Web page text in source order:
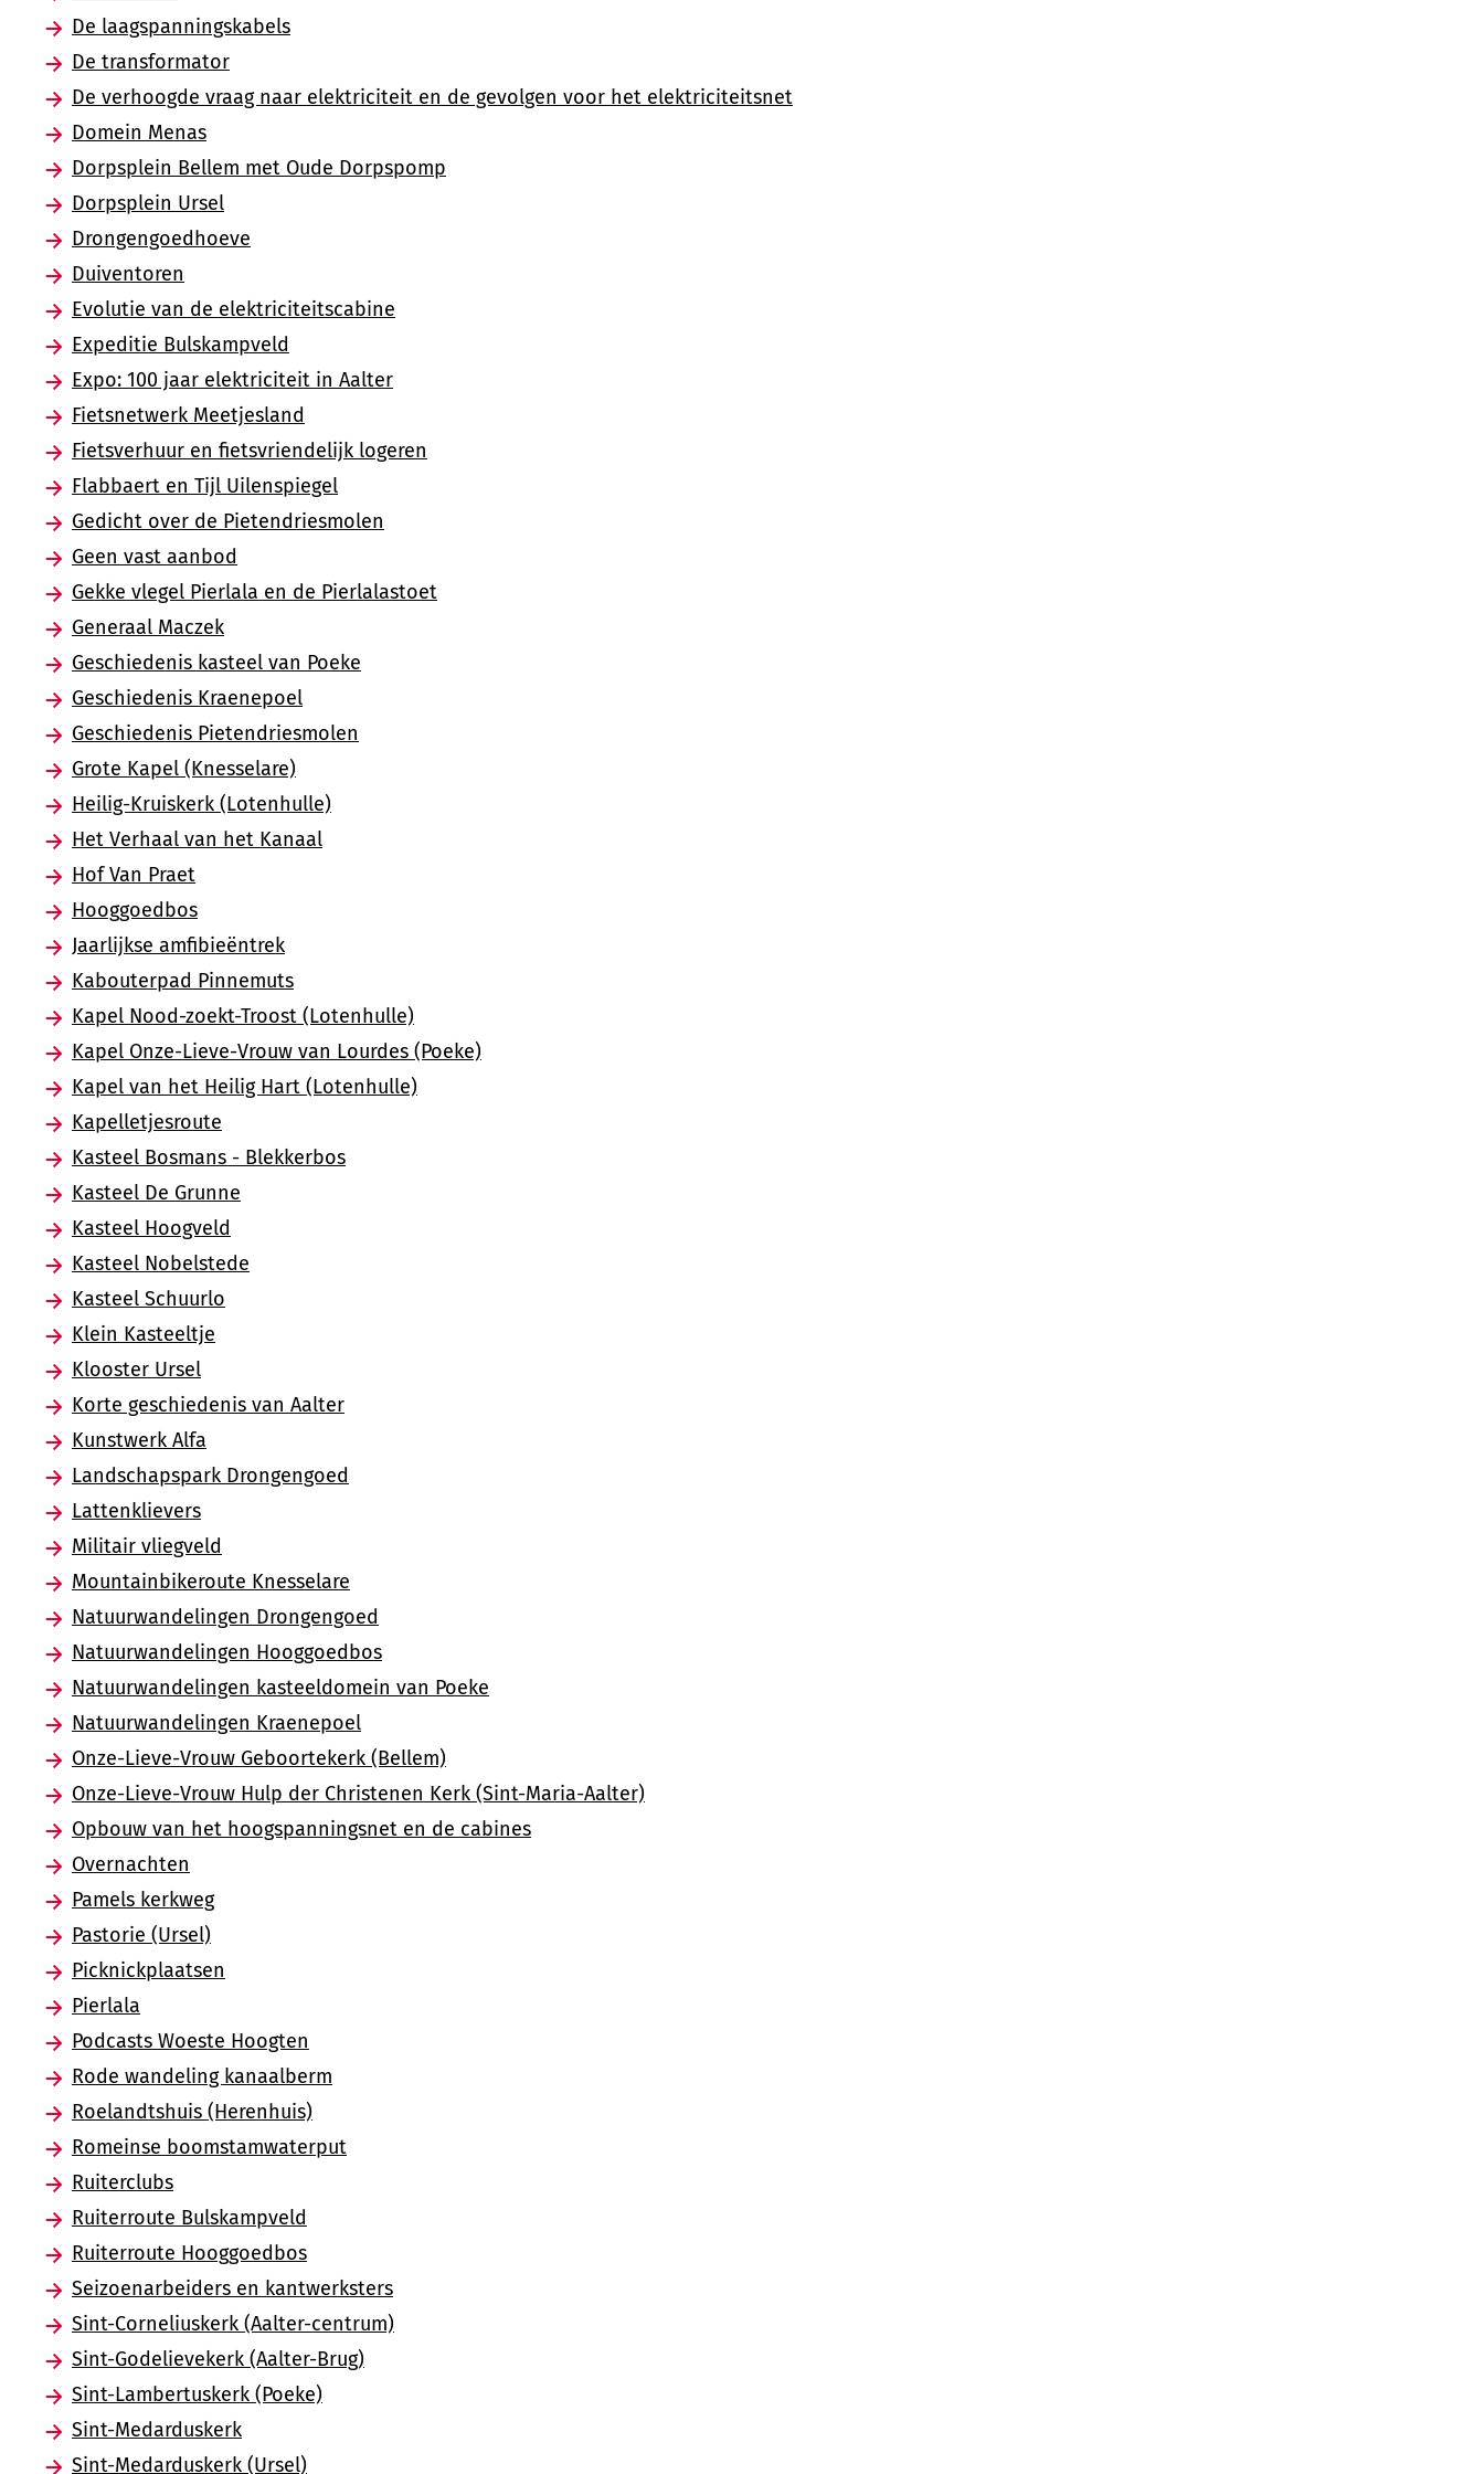
De laagspanningskabels
De transformator
De verhoogde vraag naar elektriciteit en de gevolgen voor het elektriciteitsnet
Domein Menas
Dorpsplein Bellem met Oude Dorpspomp
Dorpsplein Ursel
Drongengoedhoeve
Duiventoren
Evolutie van de elektriciteitscabine
Expeditie Bulskampveld
Expo: 100 jaar elektriciteit in Aalter
Fietsnetwerk Meetjesland
Fietsverhuur en fietsvriendelijk logeren
Flabbaert en Tijl Uilenspiegel
Gedicht over de Pietendriesmolen
Geen vast aanbod
Gekke vlegel Pierlala en de Pierlalastoet
Generaal Maczek
Geschiedenis kasteel van Poeke
Geschiedenis Kraenepoel
Geschiedenis Pietendriesmolen
Grote Kapel (Knesselare)
Heilig-Kruiskerk (Lotenhulle)
Het Verhaal van het Kanaal
Hof Van Praet
Hooggoedbos
Jaarlijkse amfibieëntrek
Kabouterpad Pinnemuts
Kapel Nood-zoekt-Troost (Lotenhulle)
Kapel Onze-Lieve-Vrouw van Lourdes (Poeke)
Kapel van het Heilig Hart (Lotenhulle)
Kapelletjesroute
Kasteel Bosmans - Blekkerbos
Kasteel De Grunne
Kasteel Hoogveld
Kasteel Nobelstede
Kasteel Schuurlo
Klein Kasteeltje
Klooster Ursel
Korte geschiedenis van Aalter
Kunstwerk Alfa
Landschapspark Drongengoed
Lattenklievers
Militair vliegveld
Mountainbikeroute Knesselare
Natuurwandelingen Drongengoed
Natuurwandelingen Hooggoedbos
Natuurwandelingen kasteeldomein van Poeke
Natuurwandelingen Kraenepoel
Onze-Lieve-Vrouw Geboortekerk (Bellem)
Onze-Lieve-Vrouw Hulp der Christenen Kerk (Sint-Maria-Aalter)
Opbouw van het hoogspanningsnet en de cabines
Overnachten
Pamels kerkweg
Pastorie (Ursel)
Picknickplaatsen
Pierlala
Podcasts Woeste Hoogten
Rode wandeling kanaalberm
Roelandtshuis (Herenhuis)
Romeinse boomstamwaterput
Ruiterclubs
Ruiterroute Bulskampveld
Ruiterroute Hooggoedbos
Seizoenarbeiders en kantwerksters
Sint-Corneliuskerk (Aalter-centrum)
Sint-Godelievekerk (Aalter-Brug)
Sint-Lambertuskerk (Poeke)
Sint-Medarduskerk
Sint-Medarduskerk (Ursel)